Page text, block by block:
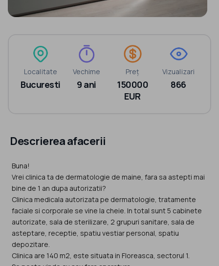
Localitate
Bucuresti
Vechime
9 ani
Preț
150000
EUR
Vizualizari
866
Descrierea afacerii
Buna!
Vrei clinica ta de dermatologie de maine, fara sa astepti mai
bine de 1 an dupa autorizatii?
Clinica medicala autorizata pe dermatologie, tratamente
faciale si corporale se vine la cheie. In total sunt 5 cabinete
autorizate, sala de sterilizare, 2 grupuri sanitare, sala de
asteptare, receptie, spatiu vestiar personal, spatiu
depozitare.
Clinica are 140 m2, este situata in Floreasca, sectorul 1.